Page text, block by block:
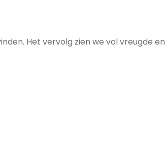
Het vervolg zien we vol vreugde en